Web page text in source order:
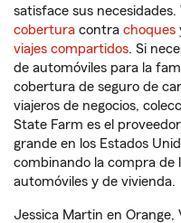
satisface sus
cobertura contra choques
viajes compartidos. Si
de automóviles para la
cobertura de seguro de
viajeros de negocios,
State Farm es el
grande en los Estados
combinando la compra de
automóviles y de vivienda.
Jessica Martin en Orange,